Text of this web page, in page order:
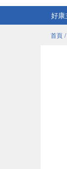
好康
首頁